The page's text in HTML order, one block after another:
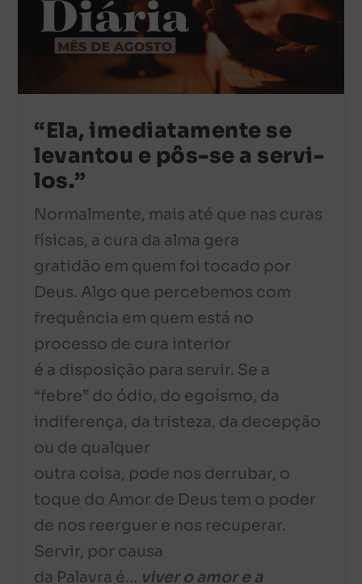
“Ela, imediatamente se
levantou e pôs-se a servi-
los.”
Normalmente, mais até que nas curas
físicas, a cura da alma gera
gratidão em quem foi tocado por
Deus. Algo que percebemos com
frequência em quem está no
processo de cura interior
é a disposição para servir. Se a
“febre” do ódio, do egoísmo, da
indiferença, da tristeza, da decepção
ou de qualquer
outra coisa, pode nos derrubar, o
toque do Amor de Deus tem o poder
de nos reerguer e nos recuperar.
Servir, por causa
da Palavra é… viver o amor e a